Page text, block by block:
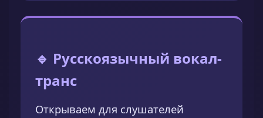
🔹 Русскоязычный вокал-
транс
Открываем для слушателей